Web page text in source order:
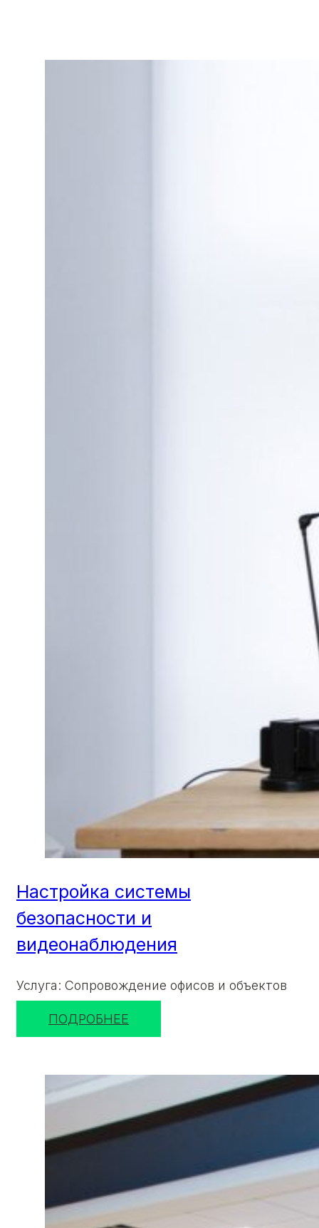
Настройка системы
безопасности и
видеонаблюдения
Услуга: Сопровождение офисов и объектов
ПОДРОБНЕЕ